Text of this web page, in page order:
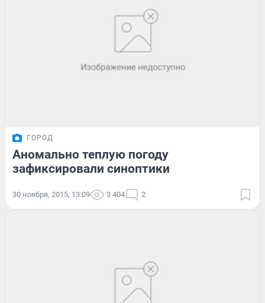
ГОРОД
Аномально теплую погоду
зафиксировали синоптики
30 ноября, 2015, 13:09 3 404 2